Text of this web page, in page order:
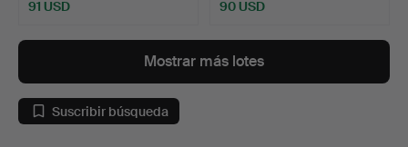
91 USD 90 USD
Mostrar más lotes
Suscribir búsqueda